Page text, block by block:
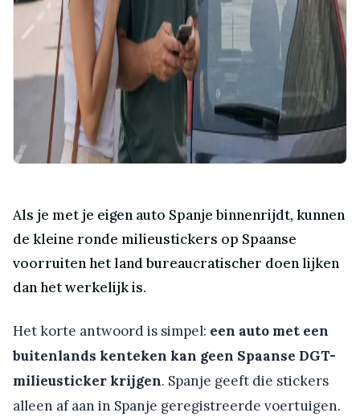
Als je met je eigen auto Spanje binnenrijdt, kunnen
de kleine ronde milieustickers op Spaanse
voorruiten het land bureaucratischer doen lijken
dan het werkelijk is.
Het korte antwoord is simpel: een auto met een
buitenlands kenteken kan geen Spaanse DGT-
milieusticker krijgen. Spanje geeft die stickers
alleen af aan in Spanje geregistreerde voertuigen.